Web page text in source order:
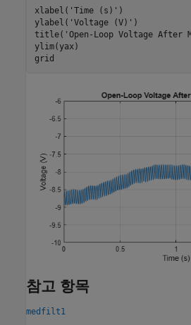
xlabel( 'Time (s)' )
ylabel( 'Voltage (V)' )
title( 'Open-Loop Voltage After
ylim(yax)
grid
참고 항목
medfilt1